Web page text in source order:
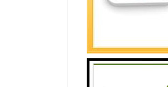
在排水系统